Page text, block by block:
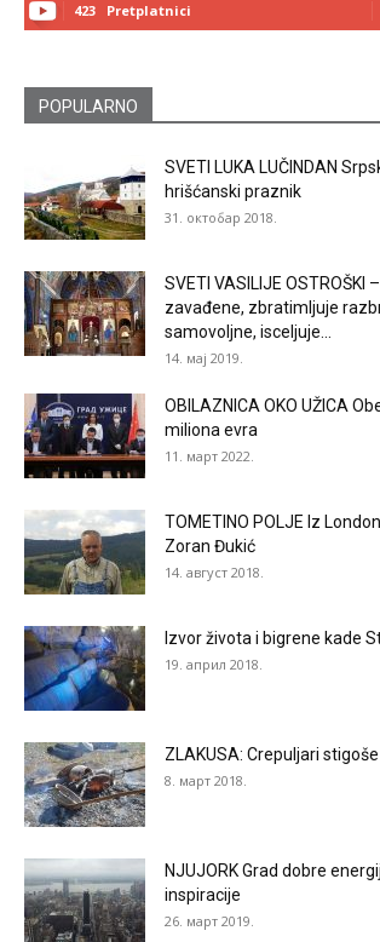
423 Pretplatnici
POPULARNO
SVETI LUKA LUČINDAN
hrišćanski praznik
31. октобар 2018.
SVETI VASILIJE OSTROŠKI
zavađene, zbratimljuje
samovoljne, isceljuje...
14. мај 2019.
OBILAZNICA OKO UŽICA
miliona evra
11. март 2022.
TOMETINO POLJE Iz
Zoran Đukić
14. август 2018.
Izvor života i bigrene kade
19. април 2018.
ZLAKUSA: Crepuljari
8. март 2018.
NJUJORK Grad dobre
inspiracije
26. март 2019.